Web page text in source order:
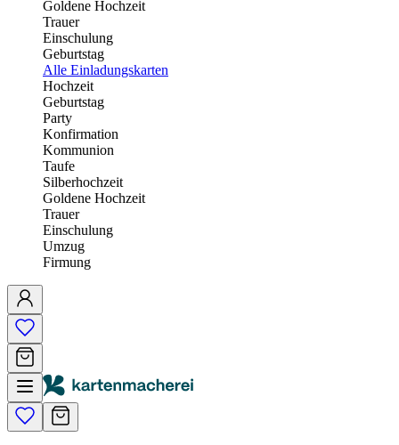
Goldene Hochzeit
Trauer
Einschulung
Geburtstag
Alle Einladungskarten
Hochzeit
Geburtstag
Party
Konfirmation
Kommunion
Taufe
Silberhochzeit
Goldene Hochzeit
Trauer
Einschulung
Umzug
Firmung